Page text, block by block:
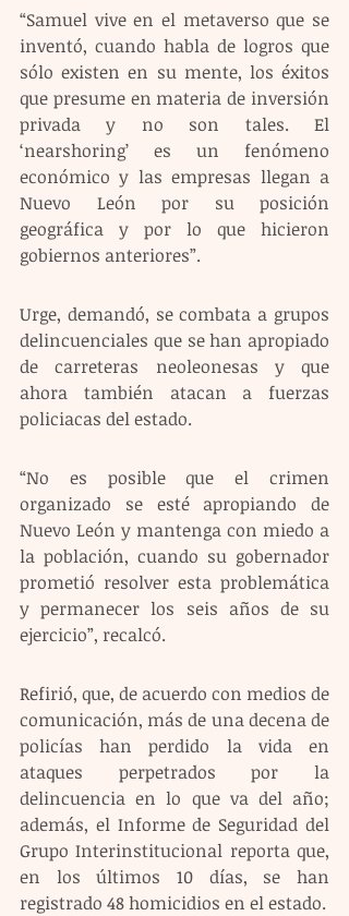
“Samuel vive en el metaverso que se
inventó, cuando habla de logros que
sólo existen en su mente, los éxitos
que presume en materia de inversión
privada y no son tales. El
‘nearshoring’ es un fenómeno
económico y las empresas llegan a
Nuevo León por su posición
geográfica y por lo que hicieron
gobiernos anteriores”.
Urge, demandó, se combata a grupos
delincuenciales que se han apropiado
de carreteras neoleonesas y que
ahora también atacan a fuerzas
policiacas del estado.
“No es posible que el crimen
organizado se esté apropiando de
Nuevo León y mantenga con miedo a
la población, cuando su gobernador
prometió resolver esta problemática
y permanecer los seis años de su
ejercicio”, recalcó.
Refirió, que, de acuerdo con medios de
comunicación, más de una decena de
policías han perdido la vida en
ataques perpetrados por la
delincuencia en lo que va del año;
además, el Informe de Seguridad del
Grupo Interinstitucional reporta que,
en los últimos 10 días, se han
registrado 48 homicidios en el estado.